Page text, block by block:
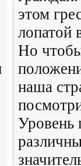
этом
лопатой
Но
наша
Уровень